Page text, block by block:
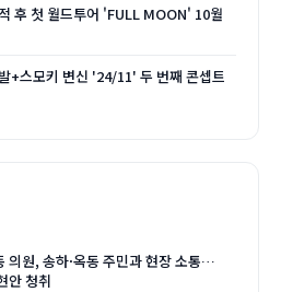
후 첫 월드투어 'FULL MOON' 10월
+스모키 변신 '24/11' 두 번째 콘셉트
의원, 송하·옥동 주민과 현장 소통…
안 청취